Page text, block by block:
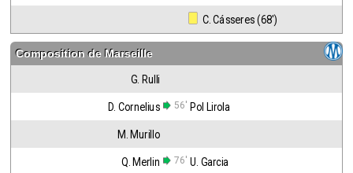
C. Cásseres (68')
Composition de Marseille
G. Rulli
D. Cornelius 56' Pol Lirola
M. Murillo
Q. Merlin 76' U. Garcia